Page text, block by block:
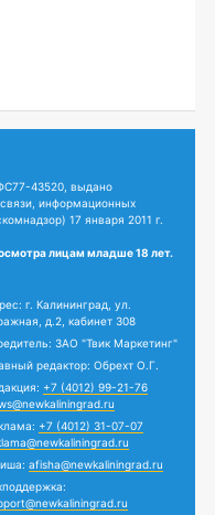
43520, выдано
информационных
17 января 2011 г.
лицам младше 18 лет.
г. Калининград, ул.
д.2, кабинет 308
ЗАО "Твик Маркетинг"
редактор: Обрехт О.Г.
+7 (4012) 99-21-76
+7 (4012) 31-07-07
afisha@newkaliningrad.ru